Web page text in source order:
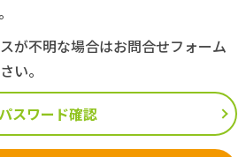
が不明な場合はお問合せフォーム
い。
パスワード確認